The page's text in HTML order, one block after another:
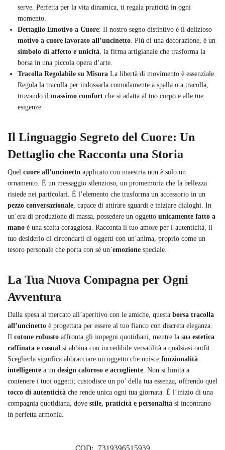
serve. Perfetta per la vita dinamica, ti regala praticità in ogni
momento.
Dettaglio Emotivo a Cuore: Il nostro segno distintivo è il delizioso
motivo a cuore lavorato all’uncinetto. Più di una decorazione, è un
simbolo di affetto e unicità, la firma artigianale che trasforma la
borsa in una piccola opera d’arte.
Tracolla Regolabile su Misura La libertà di movimento è essenziale.
Regola la tracolla per indossarla comodamente a spalla o a tracolla,
trovando il massimo comfort che si adatta al tuo corpo e alle tue
esigenze.
Il Linguaggio Segreto del Cuore: Un
Dettaglio che Racconta una Storia
Quel cuore all’uncinetto applicato con maestria non è solo un
ornamento. È un messaggio silenzioso, un promemoria che la bellezza
risiede nei particolari. È l’elemento che trasforma un accessorio in un
pezzo conversazionale, capace di attirare sguardi e iniziare dialoghi. In
un’era di produzione di massa, possedere un oggetto unicamente fatto a
mano è una scelta coraggiosa. Racconta il tuo amore per l’autenticità, il
tuo desiderio di circondarti di oggetti con un’anima, proprio come un
tesoro personale che porta con sé un’emozione speciale.
La Tua Nuova Compagna per Ogni
Avventura
Dalla spesa al mercato all’aperitivo con le amiche, questa borsa tracolla
all’uncinetto è progettata per essere al tuo fianco con discreta eleganza.
Il cotone robusto affronta gli impegni quotidiani, mentre la sua estetica
raffinata e casual si abbina con incredibile versatilità a qualsiasi outfit.
Sceglierla significa abbracciare un oggetto che unisce funzionalità
intelligente a un design caloroso e accogliente. Non si limita a
contenere i tuoi oggetti; custodisce un po’ della tua essenza, offrendo quel
tocco di autenticità che rende unica ogni tua giornata. È l’inizio di una
compagnia quotidiana, dove stile, praticità e personalità si incontrano
in perfetta armonia.
COD:
7319396515939